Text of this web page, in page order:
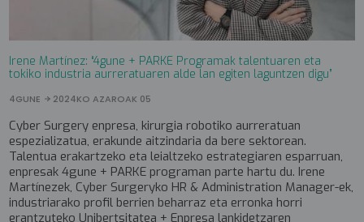
Irene Martínez: “4gune + PARKE Programak talentuaren eta
tokiko industria aurreratuaren alde lan egiten laguntzen digu”
4GUNE 2024KO AZAROAK 05
Cyber Surgery enpresa, kirurgia robotiko aurreratuan
espezializatua, erakunde aitzindaria da bere sektorean.
Talentua erakartzeko eta leialtzeko estrategiaren esparruan,
enpresak 4gune + PARKE programan parte hartu du. Irene
Martínezek, Cyber Surgeryko HR & Administration Manager-ek,
industriarako profil berrien beharraz eta erronka horri
erantzuteko Unibertsitatea + Enpresa lankidetzaren